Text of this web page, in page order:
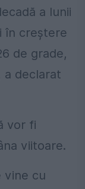
a lunii
în creştere
de grade,
a declarat
vor fi
viitoare.
vine cu